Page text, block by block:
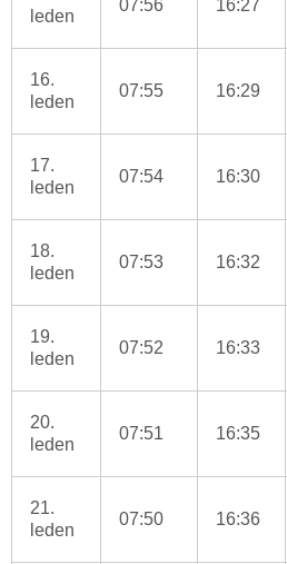
leden
07:56 16:27
16.
leden
07:55 16:29
17.
leden
07:54 16:30
18.
leden
07:53 16:32
19.
leden
07:52 16:33
20.
leden
07:51 16:35
21.
leden
07:50 16:36